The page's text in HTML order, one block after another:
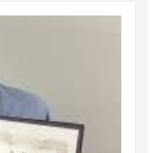
広報室